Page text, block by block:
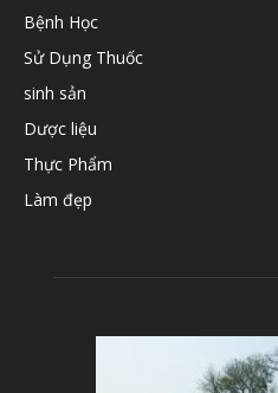
Bệnh Học
Sử Dụng Thuốc
sinh sản
Dược liệu
Thực Phẩm
Làm đẹp